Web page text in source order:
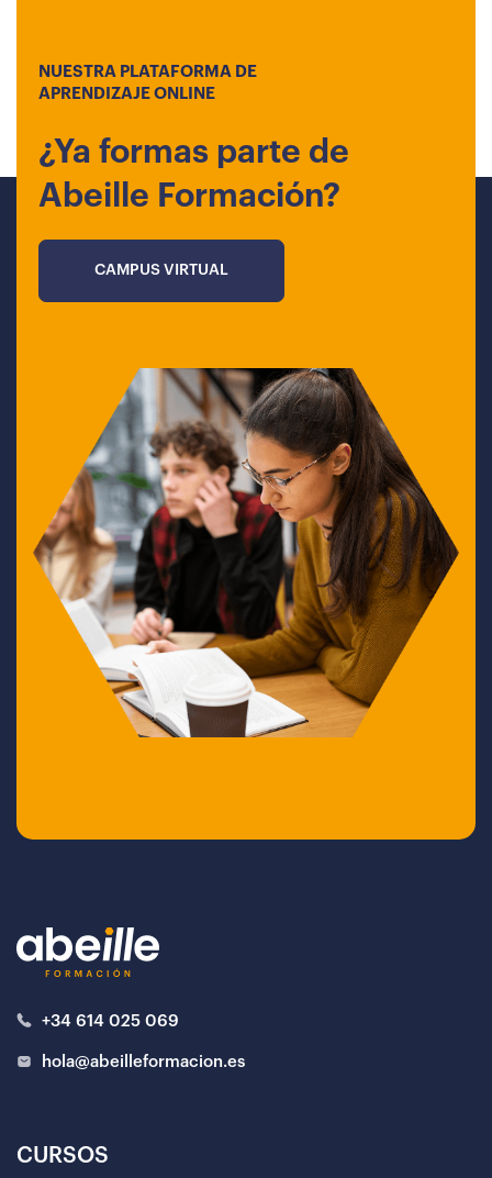
NUESTRA PLATAFORMA DE
APRENDIZAJE ONLINE
¿Ya formas parte de
Abeille Formación?
CAMPUS VIRTUAL
+34 614 025 069
hola@abeilleformacion.es
CURSOS